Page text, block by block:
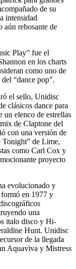
de su
intensidad
aún rebosante de
Play” fue el
en los charts
como uno de
“dance pop”.
el sello, Unidisc
clásicos dance para
un elenco de estrellas
de Claptone del
con una versión de
Tonight” de Lime,
como Carl Cox y
proyecto
evolucionado y
formó en 1977 y
una
italo disco y Hi-
Hunt. Unidisc
de la llegada
Aquaviva y Mistress